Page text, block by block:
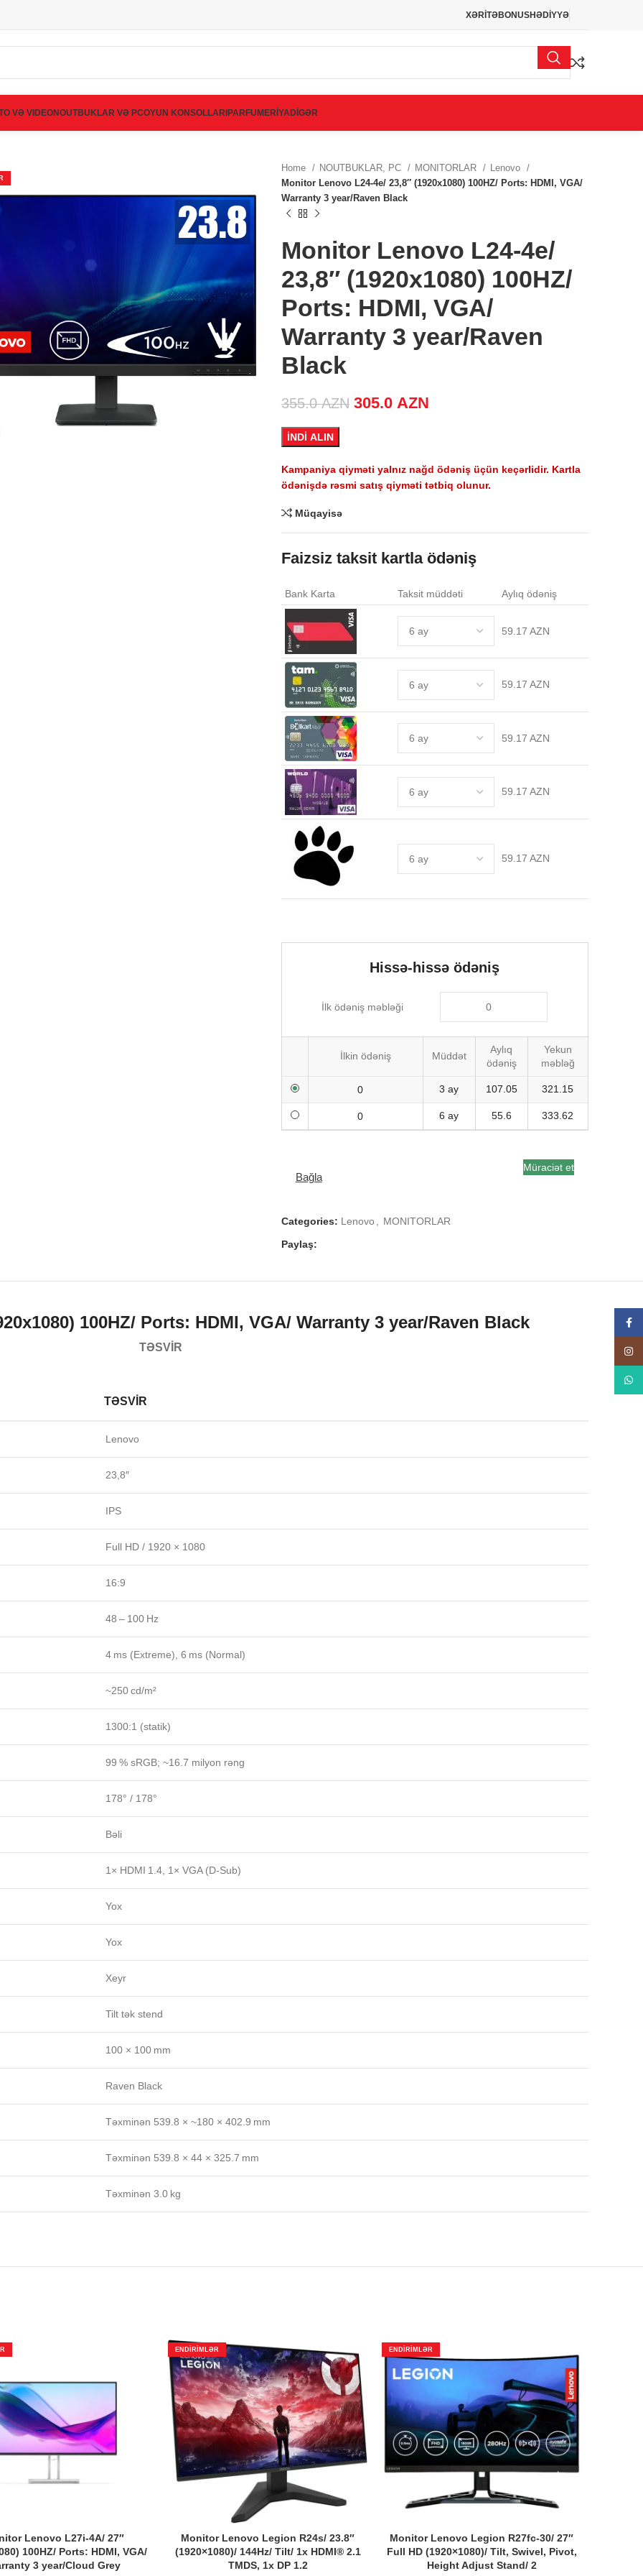
XƏRİTƏBONUSHƏDİYYƏ
VƏ VIDEONOUTBUKLAR VƏ PCOYUN KONSOLLARI PARFUMERİYADİGƏR
Home NOUTBUKLAR, PC MONITORLAR
Lenovo
Monitor Lenovo L24-4e/ 23,8″ (1920х1080) 100HZ/ Ports: HDMI, VGA/
Warranty 3 year/Raven Black
Monitor Lenovo L24-4e/
23,8″ (1920х1080) 100HZ/
Ports: HDMI, VGA/
Warranty 3 year/Raven
Black
355.0AZN Original price was: 355.0 AZN.
305.0 AZN
İNDİ ALIN
Kampaniya qiyməti yalnız nağd ödəniş üçün keçərlidir. Kartla
ödənişdə rəsmi satış qiyməti tətbiq olunur.
Müqayisə
Faizsiz taksit kartla ödəniş
Bank Karta Taksit müddəti Aylıq ödəniş
59.17 AZN
59.17 AZN
59.17 AZN
59.17 AZN
59.17 AZN
Hissə-hissə ödəniş
İlk ödəniş məbləği
İlkin ödəniş Müddət
Aylıq
ödəniş
Yekun
məbləğ
3 ay 107.05 321.15
6 ay 55.6 333.62
Bağla
Müraciət et
Categories: Lenovo
MONITORLAR
Paylaş:
100HZ/ Ports: HDMI, VGA/ Warranty 3 year/Raven Black
TƏSVIR
TƏSVIR
Lenovo
23,8″
IPS
Full HD / 1920 × 1080
16:9
48 – 100 Hz
4 ms (Extreme), 6 ms (Normal)
~250 cd/m²
1300:1 (statik)
99 % sRGB; ~16.7 milyon rəng
178° / 178°
Bəli
1× HDMI 1.4, 1× VGA (D‑Sub)
Yox
Yox
Xeyr
Tilt tək stend
100 × 100 mm
Raven Black
Təxminən 539.8 × ~180 × 402.9 mm
Təxminən 539.8 × 44 × 325.7 mm
Təxminən 3.0 kg
Lenovo L27i-4A/ 27″
100HZ/ Ports: HDMI, VGA/
3 year/Cloud Grey
ENDIRIMLƏR
Monitor Lenovo Legion R24s/ 23.8″
(1920×1080)/ 144Hz/ Tilt/ 1x HDMI® 2.1
TMDS, 1x DP 1.2
ENDIRIMLƏR
Monitor Lenovo Legion R27fc-30/ 27″
Full HD (1920×1080)/ Tilt, Swivel, Pivot,
Height Adjust Stand/ 2